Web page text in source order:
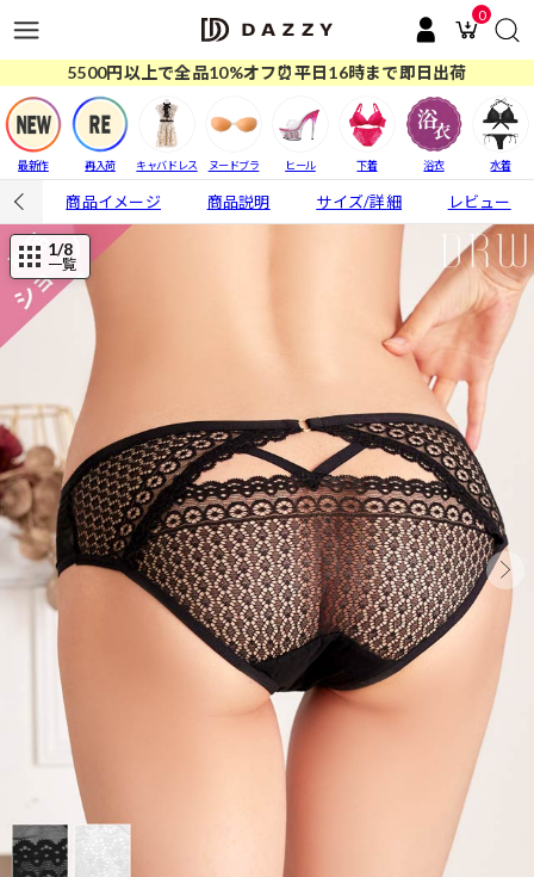
0
5500円以上で全品10%オフ⏰平日16時まで即日出荷
最新作 再入荷 キャバドレス ヌードブラ ヒール 下着 浴衣 水着
商品イメージ 商品説明 サイズ/詳細 レビュー
1/8
一覧